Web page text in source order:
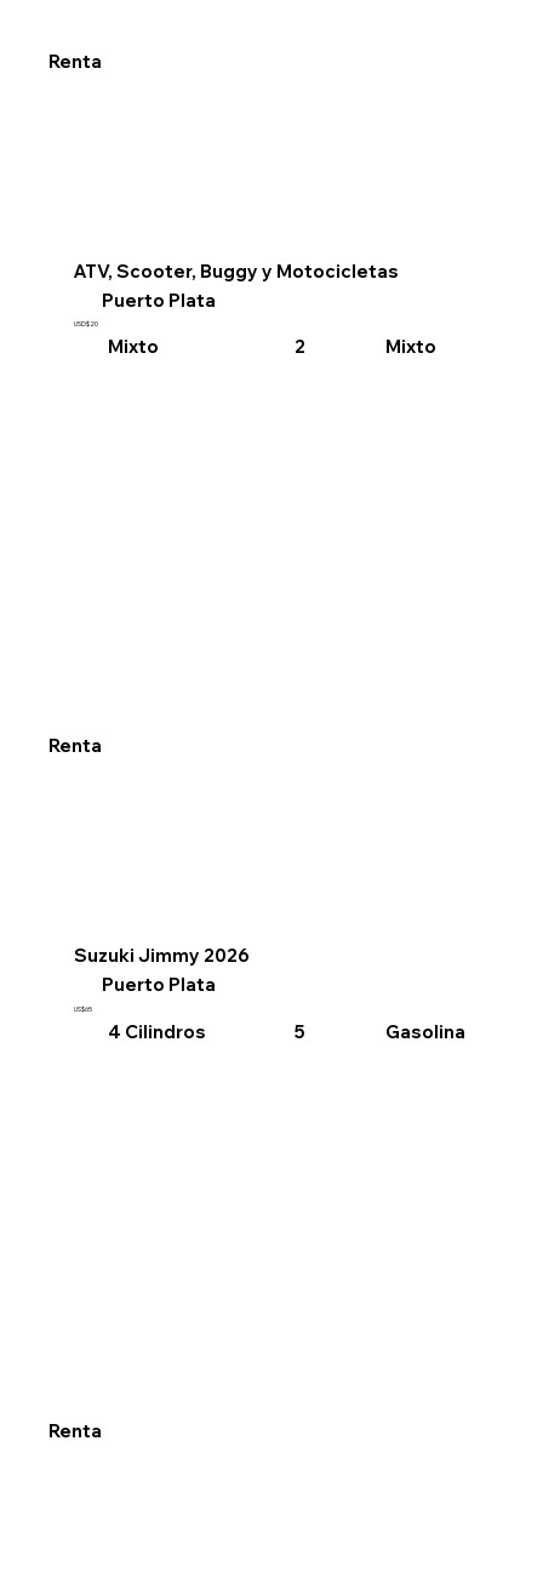
Renta
ATV, Scooter, Buggy y Motocicletas
Puerto Plata
USD$20
Mixto 2 Mixto
Renta
Suzuki Jimmy 2026
Puerto Plata
US$65
4 Cilindros 5 Gasolina
Renta